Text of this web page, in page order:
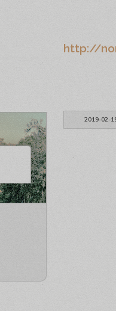
http://
2019-02-